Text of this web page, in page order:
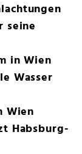
seine
in Wien
Wasser
Wien
Habsburg-